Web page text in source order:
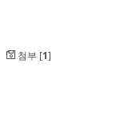
첨부 [1]